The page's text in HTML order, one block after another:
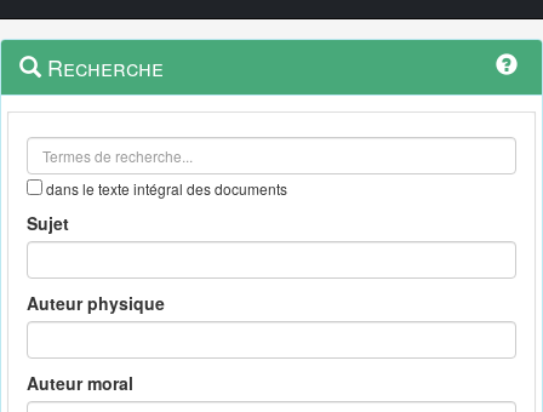
Navigation
outils
Menu
contextuel
Recherche
dans le texte intégral des documents
Sujet
Auteur physique
Auteur moral